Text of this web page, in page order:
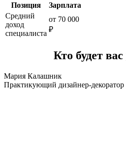
Позиция
Зарплата
Средний
доход
специалиста
от 70 000
₽
Кто будет
Мария Калашник
Практикующий дизайнер-декоратор